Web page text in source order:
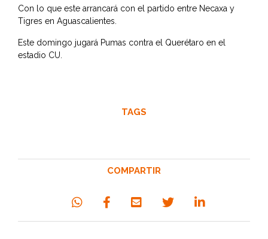
Con lo que este arrancará con el partido entre Necaxa y
Tigres en Aguascalientes.
Este domingo jugará Pumas contra el Querétaro en el
estadio CU.
TAGS
COMPARTIR